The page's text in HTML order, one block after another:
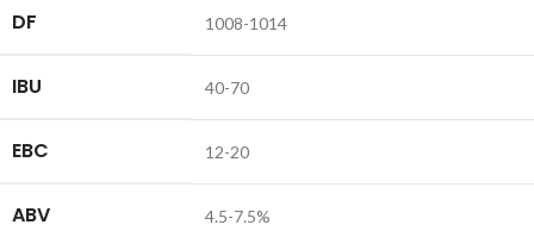
DF 1008-1014
IBU 40-70
EBC 12-20
ABV 4.5-7.5%